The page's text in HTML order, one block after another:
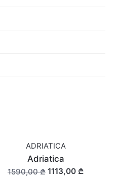
ADRIATICA
Adriatica
1590,00 ₾1113,00 ₾